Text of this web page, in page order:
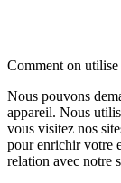
Comment on utilise
Nous pouvons
appareil. Nous
vous visitez nos
pour enrichir votre
relation avec notre